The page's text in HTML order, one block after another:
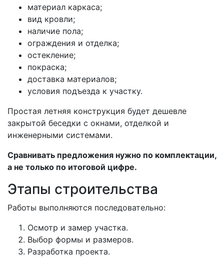
материал каркаса;
вид кровли;
наличие пола;
ограждения и отделка;
остекление;
покраска;
доставка материалов;
условия подъезда к участку.
Простая летняя конструкция будет дешевле
закрытой беседки с окнами, отделкой и
инженерными системами.
Сравнивать предложения нужно по комплектации,
а не только по итоговой цифре.
Этапы строительства
Работы выполняются последовательно:
Осмотр и замер участка.
Выбор формы и размеров.
Разработка проекта.